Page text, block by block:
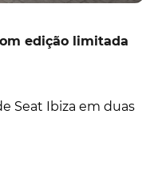
edição limitada